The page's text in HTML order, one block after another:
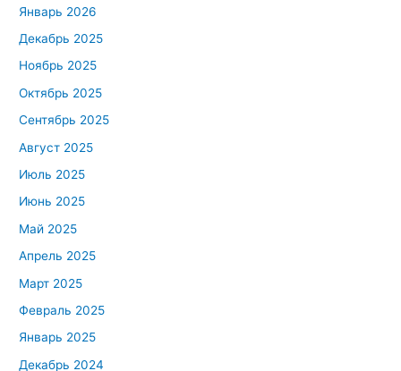
Январь 2026
Декабрь 2025
Ноябрь 2025
Октябрь 2025
Сентябрь 2025
Август 2025
Июль 2025
Июнь 2025
Май 2025
Апрель 2025
Март 2025
Февраль 2025
Январь 2025
Декабрь 2024